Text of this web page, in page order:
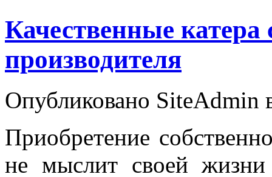
Качественные катера
производителя
Опубликовано SiteAdmin
Приобретение
не мыслит своей